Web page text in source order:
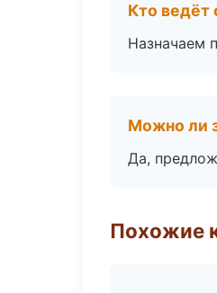
Кто ведёт
Назначаем
Можно ли
Да,
Похожие